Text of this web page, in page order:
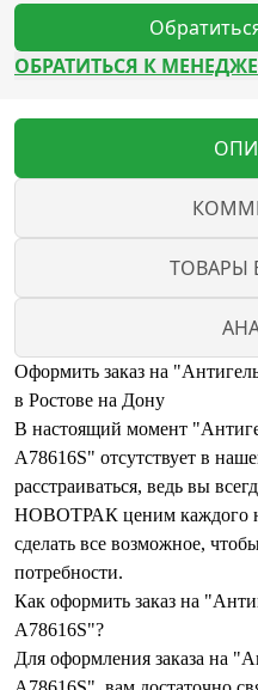
ОБРАТИТЬСЯ К
ТОВАРЫ
Оформить заказ на
в Ростове на Дону
В настоящий момент
A78616S" отсутствует в
расстраиваться, ведь вы
НОВОТРАК ценим каждого
сделать все возможное,
потребности.
Как оформить заказ на
A78616S"?
Для оформления заказа на